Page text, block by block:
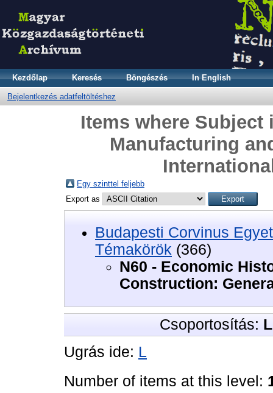
Kezdőlap Keresés Böngészés In English
Bejelentkezés adatfeltöltéshez
Items where
Manufacturing
Egy szinttel feljebb
Export as
Budapesti Corvinus
Témakörök (366)
N60 - Economic
Construction:
Csoportosítás:
Ugrás ide: L
Number of items at this level: